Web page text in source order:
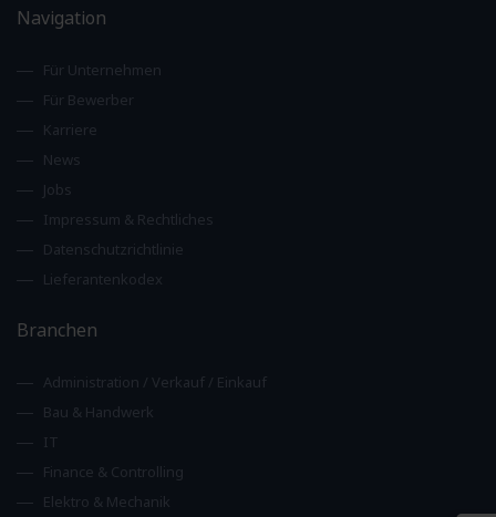
Navigation
Für Unternehmen
Für Bewerber
Karriere
News
Jobs
Impressum & Rechtliches
Datenschutzrichtlinie
Lieferantenkodex
Branchen
Administration / Verkauf / Einkauf
Bau & Handwerk
IT
Finance & Controlling
Elektro & Mechanik